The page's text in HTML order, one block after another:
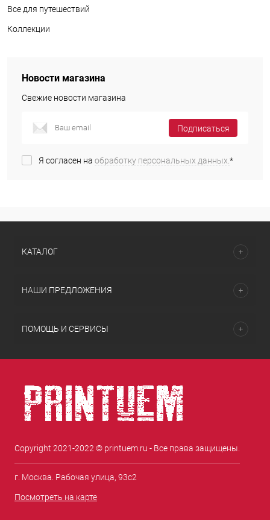
Все для путешествий
Коллекции
Новости магазина
Свежие новости магазина
Подписаться
Я согласен на обработку персональных данных.*
КАТАЛОГ
НАШИ ПРЕДЛОЖЕНИЯ
ПОМОЩЬ И СЕРВИСЫ
Copyright 2021-2022 © printuem.ru - Все права защищены.
г. Москва. Рабочая улица, 93с2
Посмотреть на карте